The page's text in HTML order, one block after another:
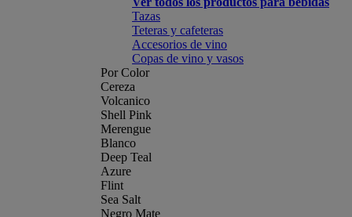
Tazas
Teteras y cafeteras
Accesorios de vino
Copas de vino y vasos
Por Color
Cereza
Volcanico
Shell Pink
Merengue
Blanco
Deep Teal
Azure
Flint
Sea Salt
Negro Mate